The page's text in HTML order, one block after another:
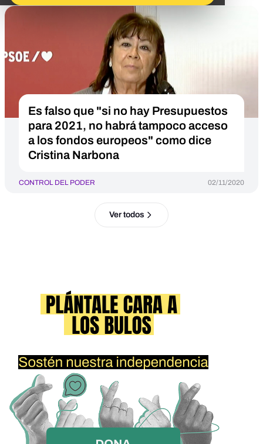
Es falso que "si no hay Presupuestos
para 2021, no habrá tampoco acceso
a los fondos europeos" como dice
Cristina Narbona
CONTROL DEL PODER 02/11/2020
Ver todos